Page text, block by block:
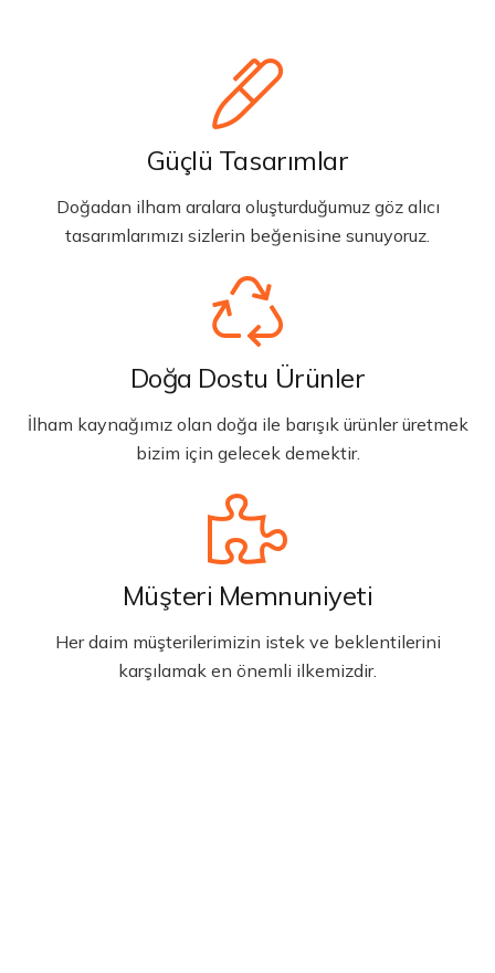
Güçlü Tasarımlar
Doğadan ilham aralara oluşturduğumuz göz alıcı
tasarımlarımızı sizlerin beğenisine sunuyoruz.
Doğa Dostu Ürünler
İlham kaynağımız olan doğa ile barışık ürünler üretmek
bizim için gelecek demektir.
Müşteri Memnuniyeti
Her daim müşterilerimizin istek ve beklentilerini
karşılamak en önemli ilkemizdir.